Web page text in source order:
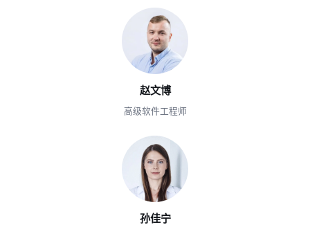
赵文博
高级软件工程师
孙佳宁